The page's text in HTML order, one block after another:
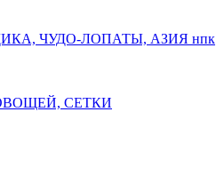
ЧУДО-ЛОПАТЫ, АЗИЯ нпк
СЕТКИ